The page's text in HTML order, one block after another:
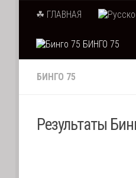
Skip to content
☘ ГЛАВНАЯ
БИНГО 75
БИНГО 75
Результаты